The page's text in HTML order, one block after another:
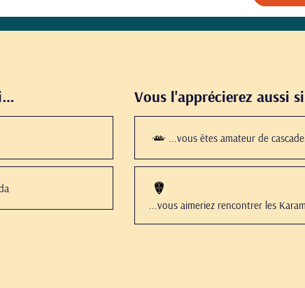
Vous l'apprécierez aussi
...vous êtes amateur de
...vous aimeriez rencontrer les